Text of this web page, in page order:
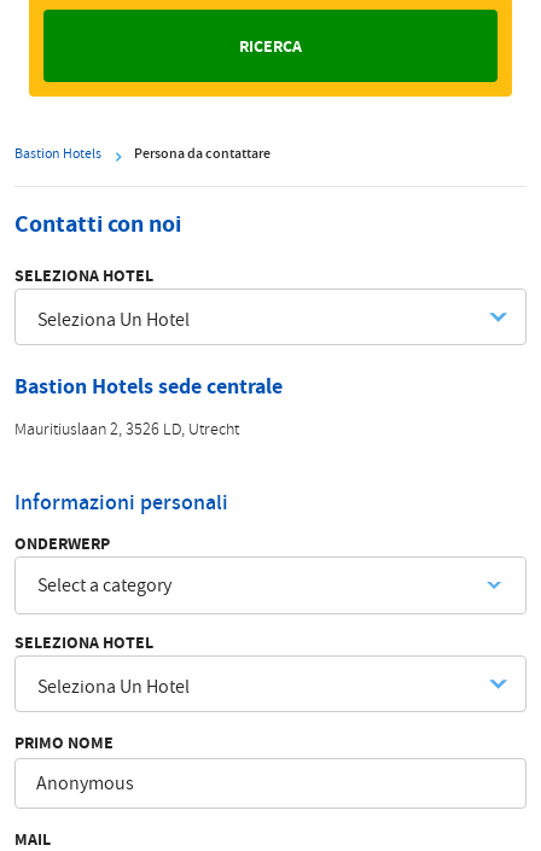
Bastion Hotels Persona da contattare
Contatti con noi
SELEZIONA HOTEL
Bastion Hotels sede centrale
Mauritiuslaan 2, 3526 LD, Utrecht
Informazioni personali
ONDERWERP
Select a category
SELEZIONA HOTEL
PRIMO NOME
MAIL